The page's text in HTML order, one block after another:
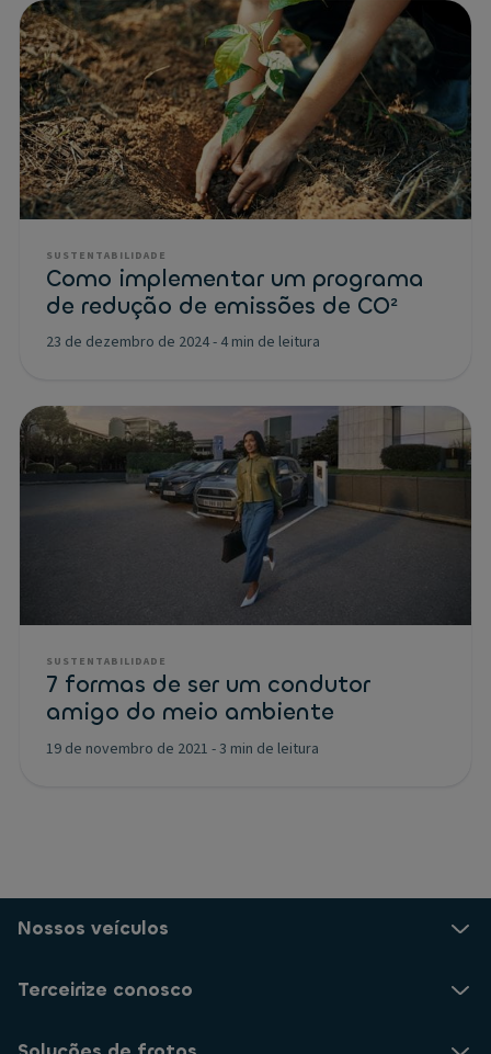
SUSTENTABILIDADE
Como implementar um programa
de redução de emissões de CO²
23 de dezembro de 2024- 4 min de leitura
SUSTENTABILIDADE
7 formas de ser um condutor
amigo do meio ambiente
19 de novembro de 2021 -3 min de leitura
Nossos veículos
Terceirize conosco